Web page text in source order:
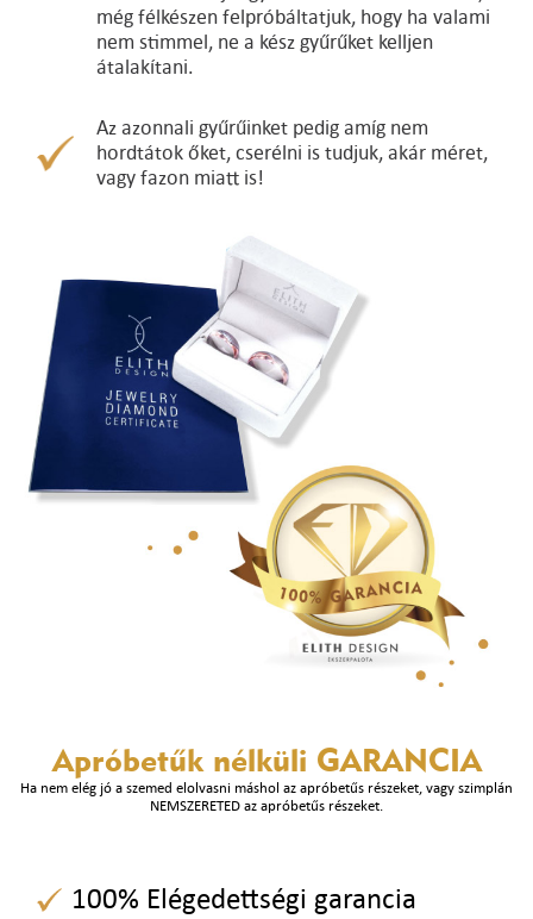
még félkészen felpróbáltatjuk, hogy ha valami
nem stimmel, ne a kész gyűrűket kelljen
átalakítani.
Az azonnali gyűrűinket pedig amíg nem
hordtátok őket, cserélni is tudjuk, akár méret,
vagy fazon miatt is!
Apróbetűk nélküli GARANCIA
Ha nem elég jó a szemed elolvasni máshol az apróbetűs részeket, vagy szimplán
NEMSZERETED az apróbetűs részeket.
100% Elégedettségi garancia